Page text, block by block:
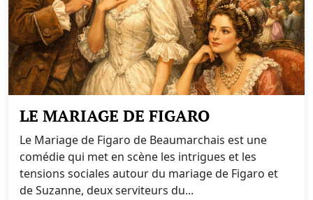
LE MARIAGE DE FIGARO
Le Mariage de Figaro de Beaumarchais est une
comédie qui met en scène les intrigues et les
tensions sociales autour du mariage de Figaro et
de Suzanne, deux serviteurs du...